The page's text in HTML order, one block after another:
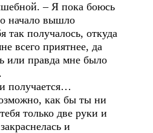
– Я пока боюсь
начало вышло
так получалось, откуда
всего приятнее, да
или правда мне было
получается…
как бы ты ни
только две руки и
и